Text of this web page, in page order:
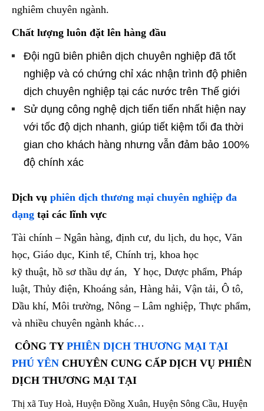
nghiêm chuyên ngành.
Chất lượng luôn đặt lên hàng đầu
Đội ngũ biên phiên dịch chuyên nghiệp đã tốt
nghiệp và có chứng chỉ xác nhận trình độ phiên
dịch chuyên nghiệp tại các nước trên Thế giới
Sử dụng công nghệ dịch tiến tiến nhất hiện nay
với tốc độ dịch nhanh, giúp tiết kiệm tối đa thời
gian cho khách hàng nhưng vẫn đảm bảo 100%
độ chính xác
Dịch vụ phiên dịch thương mại chuyên nghiệp đa
dạng tại các lĩnh vực
Tài chính – Ngân hàng, định cư, du lịch, du học, Văn
học, Giáo dục, Kinh tế, Chính trị, khoa học
kỹ thuật, hồ sơ thầu dự án, Y học, Dược phẩm, Pháp
luật, Thủy điện, Khoáng sản, Hàng hải, Vận tải, Ô tô,
Dầu khí, Môi trường, Nông – Lâm nghiệp, Thực phẩm,
và nhiều chuyên ngành khác…
CÔNG TY PHIÊN DỊCH THƯƠNG MẠI TẠI
PHÚ YÊN CHUYÊN CUNG CẤP DỊCH VỤ PHIÊN
DỊCH THƯƠNG MẠI TẠI
Thị xã Tuy Hoà, Huyện Đồng Xuân, Huyện Sông Cầu, Huyện